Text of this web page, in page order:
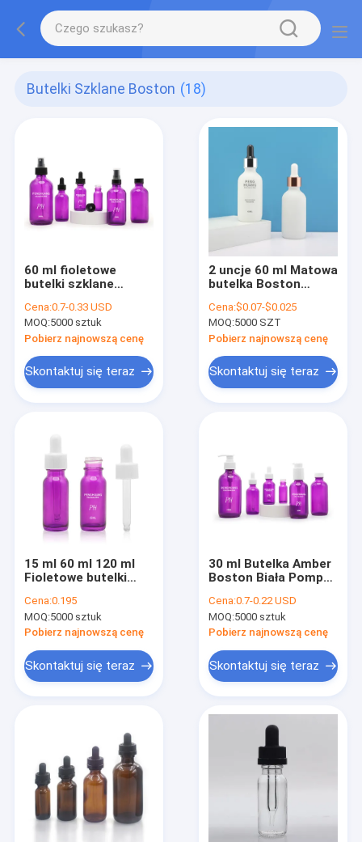
Butelki Szklane Boston (18)
60 ml fioletowe
butelki szklane
olejków eterycznych
do masażu Butelka z
zakraplaczem serum
do pielęgnacji skóry
Cena:0.7-0.33 USD
MOQ:5000 sztuk
Pobierz najnowszą cenę
Skontaktuj się teraz
2 uncje 60 ml Matowa
butelka Boston
szklana butelka z
zakraplaczem do
olejku eterycznego
do olejku do włosów
Cena:$0.07-$0.025
MOQ:5000 SZT
Pobierz najnowszą cenę
Skontaktuj się teraz
15 ml 60 ml 120 ml
Fioletowe butelki
zakraplacz
Cena:0.195
MOQ:5000 sztuk
Pobierz najnowszą cenę
Skontaktuj się teraz
30 ml Butelka Amber
Boston Biała Pompa
Szklana Butelka
Olejku
Cena:0.7-0.22 USD
MOQ:5000 sztuk
Pobierz najnowszą cenę
Skontaktuj się teraz